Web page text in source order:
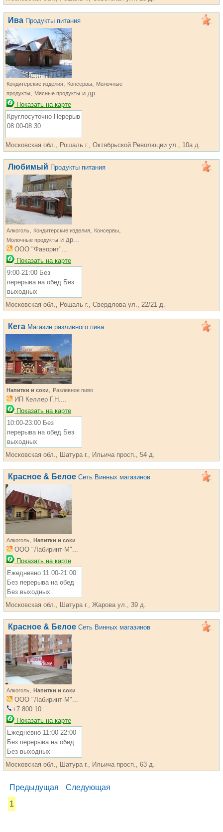
Ива Продукты питания
Кондитерские изделия, Консервы, Молочные
продукты, Мясные продукты и др...
Показать на карте
Круглосуточно Перерыв
08:00-08:30
Московская обл., Рошаль г., Октябрьской Революции ул., 10а д.
Любимый Продукты питания
Алкоголь, Кондитерские изделия, Консервы,
Молочные продукты и др...
ООО "Фаворит"...
Показать на карте
9:00-21:00 Без
перерыва на обед Без
выходных
Московская обл., Рошаль г., Свердлова ул., 22/21 д.
Кега Магазин разливного пива
Напитки и соки, Разливное пиво
ИП Келлер Г.Н....
Показать на карте
10:00-23:00 Без
перерыва на обед Без
выходных
Московская обл., Шатура г., Ильича просп., 54 д.
Красное & Белое Сеть Винных магазинов
Алкоголь, Напитки и соки
ООО "Лабиринт-М"...
Показать на карте
Ежедневно 11:00-21:00
Без перерыва на обед
Без выходных
Московская обл., Шатура г., Жарова ул., 39 д.
Красное & Белое Сеть Винных магазинов
Алкоголь, Напитки и соки
ООО "Лабиринт-М"...
+7 800 10...
Показать на карте
Ежедневно 11:00-22:00
Без перерыва на обед
Без выходных
Московская обл., Шатура г., Ильича просп., 63 д.
Предыдущая
Следующая
1